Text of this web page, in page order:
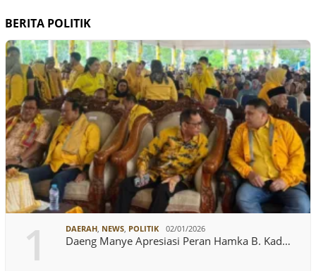
BERITA POLITIK
1 DAERAH, NEWS, POLITIK 02/01/2026
Daeng Manye Apresiasi Peran Hamka B. Kad…